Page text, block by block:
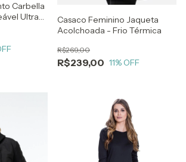
Carbella
Ultra
Casaco Feminino Jaqueta
Acolchoada - Frio Térmica
R$239,00
R$269,00
11% OFF